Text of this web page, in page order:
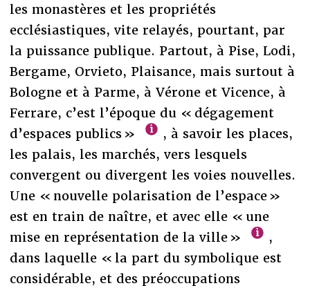
les monastères et les propriétés
ecclésiastiques, vite relayés, pourtant, par
la puissance publique. Partout, à Pise, Lodi,
Bergame, Orvieto, Plaisance, mais surtout à
Bologne et à Parme, à Vérone et Vicence, à
Ferrare, c’est l’époque du « dégagement
d’espaces publics »
, à savoir les places,
les palais, les marchés, vers lesquels
convergent ou divergent les voies nouvelles.
Une « nouvelle polarisation de l’espace »
est en train de naître, et avec elle « une
mise en représentation de la ville »
,
dans laquelle « la part du symbolique est
considérable, et des préoccupations